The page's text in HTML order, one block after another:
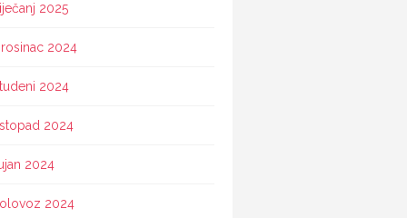
2025
2024
2024
2024
2024
2024